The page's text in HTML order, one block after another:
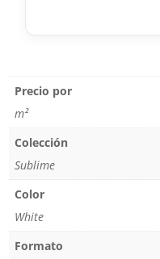
Precio por
m²
Colección
Sublime
Color
White
Formato